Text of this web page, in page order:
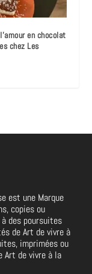
en chocolat
chez Les
est une Marque
copies ou
des poursuites
de Art de vivre à
imprimées ou
Art de vivre à la